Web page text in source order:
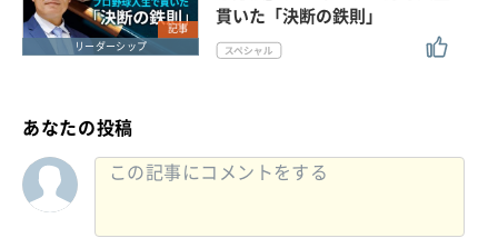
記事
リーダーシップ
貫いた「決断の鉄則」
あなたの投稿